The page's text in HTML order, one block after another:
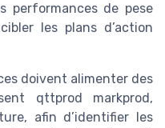
performances de pese
les plans d’action
doivent alimenter des
qttprod markprod,
afin d’identifier les